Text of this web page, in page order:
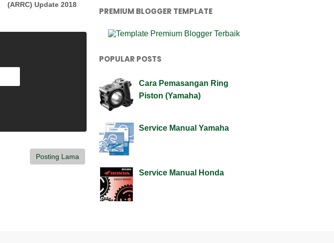
(ARRC) Update 2018
Posting Lama
PREMIUM BLOGGER TEMPLATE
POPULAR POSTS
Cara Pemasangan Ring
Piston (Yamaha)
Service Manual Yamaha
Service Manual Honda